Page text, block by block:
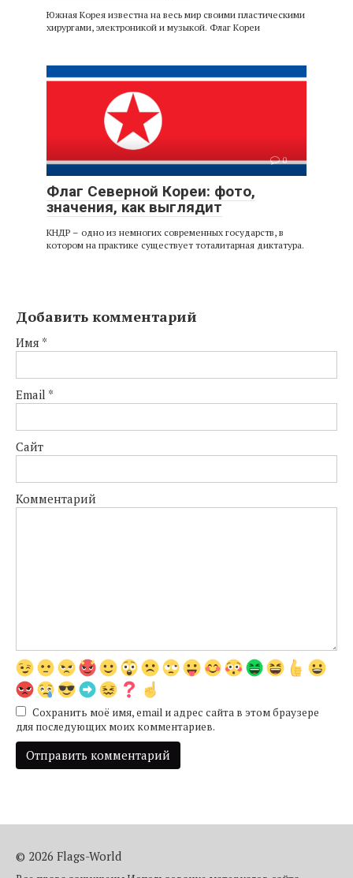
Южная Корея известна на весь мир своими пластическими
хирургами, электроникой и музыкой. Флаг Кореи
0
Флаг Северной Кореи: фото,
значения, как выглядит
КНДР – одно из немногих современных государств, в
котором на практике существует тоталитарная диктатура.
Добавить комментарий
Имя *
Email *
Сайт
Комментарий
Сохранить моё имя, email и адрес сайта в этом браузере
для последующих моих комментариев.
© 2026 Flags-World